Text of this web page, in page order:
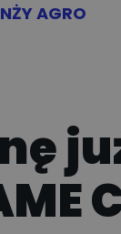
AGRO